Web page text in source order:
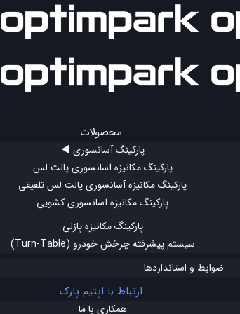
محصولات
پارکینگ آسانسوری ◀
پارکینگ مکانیزه آسانسوری پالت لس
پارکینگ مکانیزه آسانسوری پالت لس تلفیقی
پارکینگ مکانیزه آسانسوری کشویی
پارکینگ مکانیزه پازلی
سیستم پیشرفته چرخش خودرو (Turn-Table)
ضوابط و استانداردها
ارتباط با اپتیم پارک
همکاری با ما